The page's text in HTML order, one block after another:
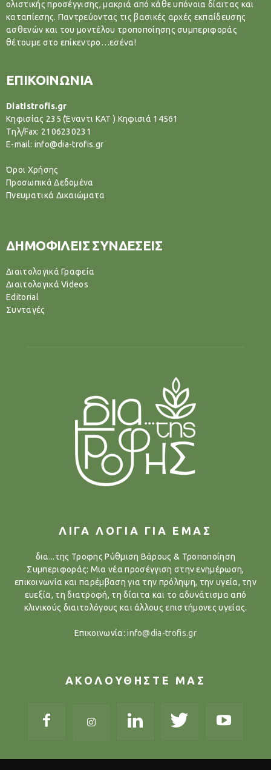
ολιστικής προσέγγισης, μακριά από κάθε υπόνοια δίαιτας και
καταπίεσης. Παντρεύοντας τις βασικές αρχές εκπαίδευσης
ασθενών και του μοντέλου τροποποίησης συμπεριφοράς
θέτουμε στο επίκεντρο…εσένα!
ΕΠΙΚΟΙΝΩΝΙΑ
Diatistrofis.gr
Κηφισίας 235 (Έναντι ΚΑΤ ) Κηφισιά 14561
Tηλ/Fax: 2106230231
E-mail: info@dia-trofis.gr
Όροι Χρήσης
Προσωπικά Δεδομένα
Πνευματικά Δικαιώματα
ΔΗΜΟΦΙΛΕΙΣ ΣΥΝΔΕΣΕΙΣ
Διαιτολογικά Γραφεία
Διαιτολογικά Videos
Editorial
Συνταγές
ΛΙΓΑ ΛΟΓΙΑ ΓΙΑ ΕΜΑΣ
δια...της Τροφης Ρύθμιση Βάρους & Τροποποίηση
Συμπεριφοράς: Μια νέα προσέγγιση στην ενημέρωση,
επικοινωνία και παρέμβαση για την πρόληψη, την υγεία, την
ευεξία, τη διατροφή, τη δίαιτα και το αδυνάτισμα από
κλινικούς διαιτολόγους και άλλους επιστήμονες υγείας.
Επικοινωνία:info@dia-trofis.gr
ΑΚΟΛΟΥΘΗΣΤΕ ΜΑΣ